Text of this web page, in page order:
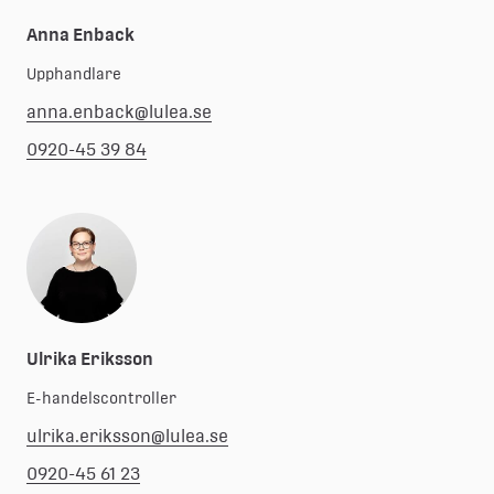
Anna Enback
Upphandlare
anna.enback@lulea.se
0920-45 39 84
Ulrika Eriksson
E-handelscontroller
ulrika.eriksson@lulea.se
0920-45 61 23